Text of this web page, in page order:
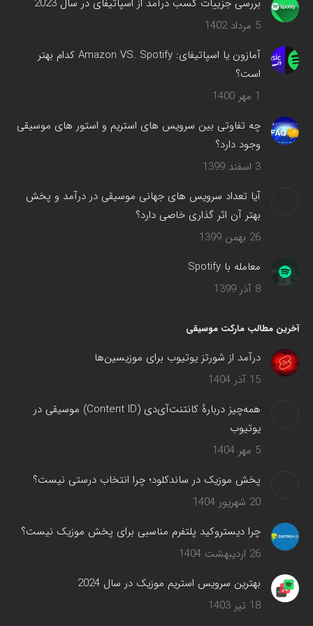
جدید
می‌شود
بررسی جزییات کسب درآمد از اسپاتیفای در سال 2023
5 مرداد 1402
آمازون یا اسپاتیفای: Amazon VS. Spotify کدام بهتر
است؟
1 مهر 1400
چه تفاوتی بین سرویس های استریم و استور های موسیقی
وجود دارد؟
3 اسفند 1399
آیا تعداد سرویس های جهانی موسیقی در درآمد و پخش
بهتر آن اثر گذاری خاصی دارد؟
26 بهمن 1399
معامله با Spotify
8 آذر 1399
آخرین مطالب مارکت موسیقی
درآمد از شورتز یوتیوب برای موزیسین‌ها
15 آذر 1404
همه‌چیز دربارهٔ کانتنت‌آی‌دی (Content ID) موسیقی در
یوتیوب
5 مهر 1404
پخش موزیک در ساندکلود؛ چرا انتخاب درستی نیست؟
20 شهریور 1404
چرا دیستروکید پلتفرم مناسبی برای پخش موزیک نیست؟
26 اردیبهشت 1404
بهترین سرویس‌ استریم موزیک در سال 2024
18 تیر 1403